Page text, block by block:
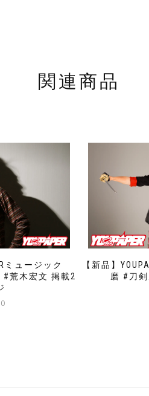
関連商品
ミュージック
#荒木宏文 掲載2
【新品】
磨 #刀